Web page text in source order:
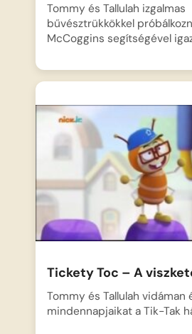
Tommy és Tallulah izgalmas
bűvésztrükkökkel
McCoggins segítségével
Tickety Toc – A
Tommy és Tallulah vidáman
mindennapjaikat a Tik-Tak